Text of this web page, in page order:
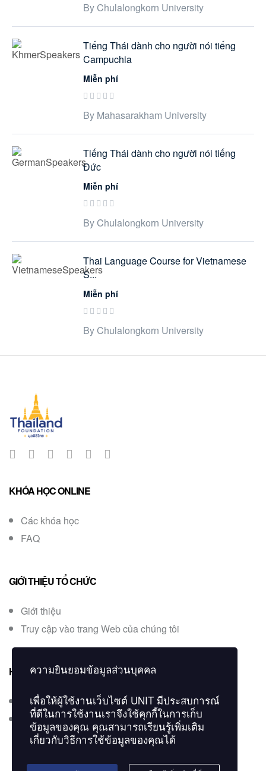
By Chulalongkorn University
Tiếng Thái dành cho người nói tiếng
Campuchia
Miễn phí
By Mahasarakham University
Tiếng Thái dành cho người nói tiếng
Đức
Miễn phí
By Chulalongkorn University
Thai Language Course for Vietnamese
S...
Miễn phí
By Chulalongkorn University
KHÓA HỌC ONLINE
Các khóa học
FAQ
GIỚI THIỆU TỔ CHỨC
Giới thiệu
Truy cập vào trang Web của chúng tôi
HỎI ĐÁP
Liên hệ
Kiểm tra chứng chỉ
ความยินยอมข้อมูลส่วนบุคคล
เพื่อให้ผู้ใช้งานเว็บไซต์ UNIT มีประสบการณ์
ที่ดีในการใช้งานเราจึงใช้คุกกี้ในการเก็บ
ข้อมูลของคุณ คุณสามารถเรียนรู้เพิ่มเติม
เกี่ยวกับวิธีการใช้ข้อมูลของคุณได้